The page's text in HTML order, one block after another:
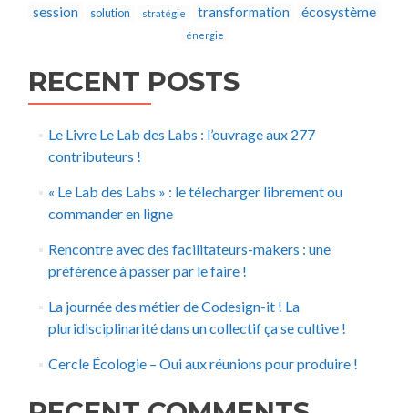
session solution stratégie transformation écosystème
énergie
RECENT POSTS
Le Livre Le Lab des Labs : l’ouvrage aux 277
contributeurs !
« Le Lab des Labs » : le télecharger librement ou
commander en ligne
Rencontre avec des facilitateurs-makers : une
préférence à passer par le faire !
La journée des métier de Codesign-it ! La
pluridisciplinarité dans un collectif ça se cultive !
Cercle Écologie – Oui aux réunions pour produire !